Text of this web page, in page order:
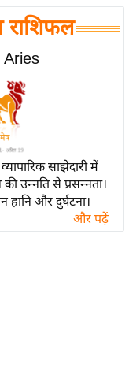
साझेदारी में
उन्नति से प्रसन्नता।
और दुर्घटना।
और पढ़ें